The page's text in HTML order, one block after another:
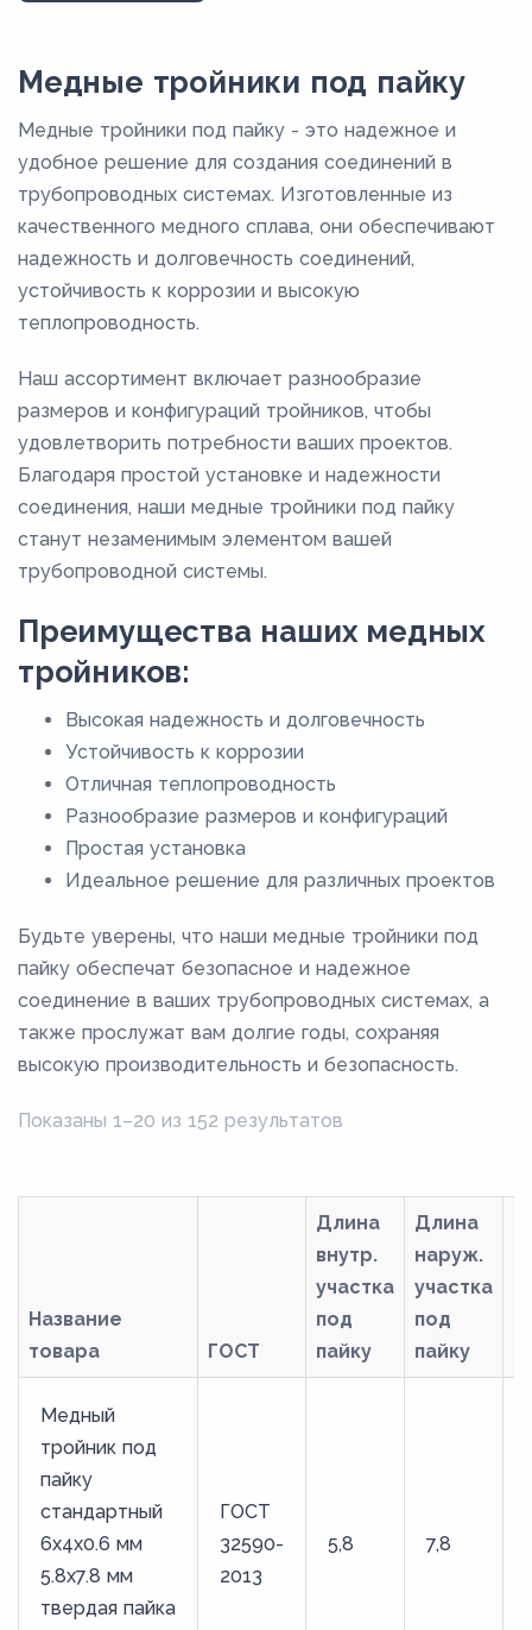
60
65
68
9
Медные тройники под пайку
Медные тройники под пайку - это надежное и
удобное решение для создания соединений в
трубопроводных системах. Изготовленные из
качественного медного сплава, они обеспечивают
надежность и долговечность соединений,
устойчивость к коррозии и высокую
теплопроводность.
Наш ассортимент включает разнообразие
размеров и конфигураций тройников, чтобы
удовлетворить потребности ваших проектов.
Благодаря простой установке и надежности
соединения, наши медные тройники под пайку
станут незаменимым элементом вашей
трубопроводной системы.
Преимущества наших медных
тройников:
Высокая надежность и долговечность
Устойчивость к коррозии
Отличная теплопроводность
Разнообразие размеров и конфигураций
Простая установка
Идеальное решение для различных проектов
Будьте уверены, что наши медные тройники под
пайку обеспечат безопасное и надежное
соединение в ваших трубопроводных системах, а
также прослужат вам долгие годы, сохраняя
высокую производительность и безопасность.
Показаны 1–20 из 152 результатов
Название
товара
ГОСТ
Длина
внутр.
участка
под
пайку
Длина
наруж.
участка
под
пайку
Медный
тройник под
пайку
стандартный
6х4х0.6 мм
5.8х7.8 мм
твердая пайка
ГОСТ
32590-
2013
5,8 7,8